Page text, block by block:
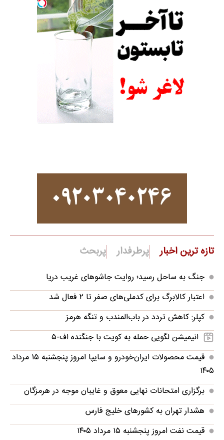
تازه ترین اخبار پرطرفدار پربحث
جنگ به ساحل رسید؛ روایت جاشوهای غریب دریا
اعتبار کالابرگ برای کدملی‌های صفر تا ۲ فعال شد
کپلر: کاهش تردد در باب‌المندب و تنگه هرمز
انیمیشن لگویی حمله به کویت با جنگنده اف-۵
قیمت محصولات ایران‌خودرو و سایپا امروز پنجشنبه ۱۵ مرداد
۱۴۰۵
برگزاری امتحانات نهایی معوق و غایبان موجه در هرمزگان
هشدار تهران به کشورهای خلیج فارس
قیمت نفت امروز پنجشنبه ۱۵ مرداد ۱۴۰۵